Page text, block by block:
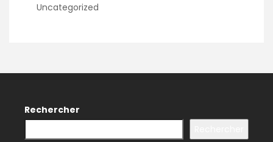
Uncategorized
Rechercher